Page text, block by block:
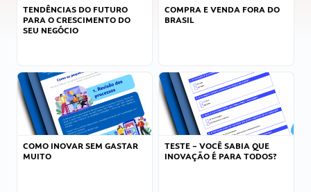
TENDÊNCIAS DO FUTURO
PARA O CRESCIMENTO DO
SEU NEGÓCIO
COMPRA E VENDA FORA DO
BRASIL
COMO INOVAR SEM GASTAR
MUITO
TESTE – VOCÊ SABIA QUE
INOVAÇÃO É PARA TODOS?